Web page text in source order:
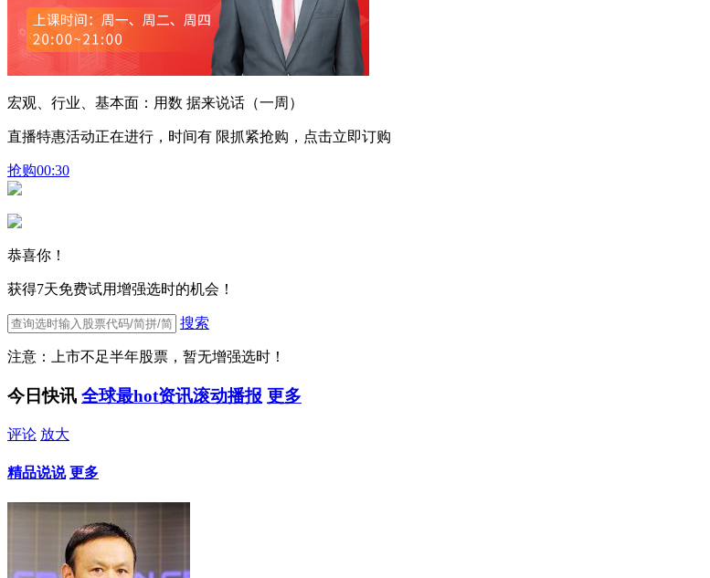
宏观、行业、基本面：用数 据来说话（一周）
直播特惠活动正在进行，时间有 限抓紧抢购，点击立即订购
抢购00:30
恭喜你！
获得7天免费试用增强选时的机会！
搜索
注意：上市不足半年股票，暂无增强选时！
今日快讯 全球最hot资讯滚动播报 更多
评论 放大
精品说说 更多